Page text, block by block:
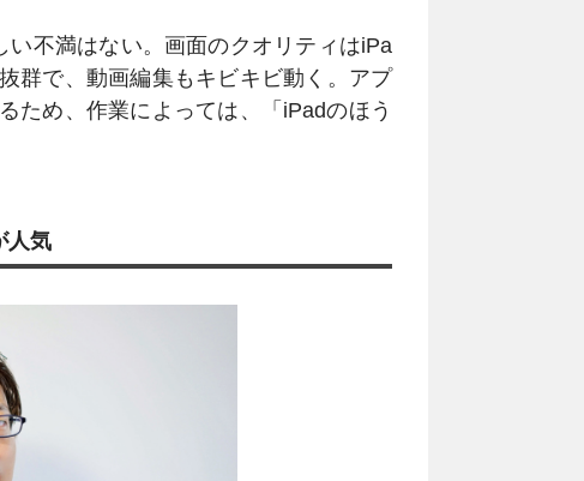
不満はない。画面のクオリティはiPa
群で、動画編集もキビキビ動く。アプ
ため、作業によっては、「iPadのほう
人気